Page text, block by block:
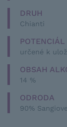
DRUH
Chianti
určené k
OBSAH
14 %
ODRODA
90%